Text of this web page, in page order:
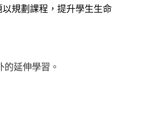
規劃課程，提升學生生命
延伸學習。